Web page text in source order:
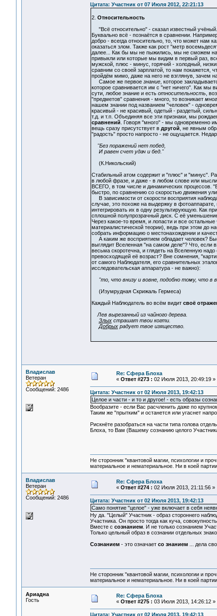
Цитата: Участник от 07 Июля 2012, 22:21:13
2. Относительность
"Всё относительно" - сказал известный
Буквально всё - познаётся в сравнении.
добро - всегда относительно, то, что может нам
оказаться злом. Также как рост "метр
далее... Как бы мы не пыжились, мы не сможем
привыкли или которые мы видим в первый раз,
мужской, плюс - минус, горячий - холодный,
сравним со своей зарплатой, то нам покажется,
пройдём мимо, даже на него не взглянув, зачем
Самое же первое знание, которое
которое сравнивается им с "нет ничего". Как
сути, любое знание и есть относительность ,
"предметов" сравнения - много, то возникает
нашем знании под названием "человек" -
красивый - не красивый, одетый - раздетый,
т.д. и т.п. Объединяя все эти признаки, мы
сравнений . Говоря "много" - мы одновременно
вещь сразу присутствует в другой , не явным
"радость" просто напросто - не ощущается.
"Без поражений нет побед,
И равен счет удач и бед."
(К.Никольский)
Стабильный атом содержит и "плюс" и "минус".
в любой фразе, и даже - в любом слове или
ВСЕГО, в том числе и динамических процессов.
быстро, по сравнению со скоростью движения
В зависимости от скорости восприятия
случае, это похоже на выдержку в
интегрировать их в одну результирующую. Как
сплошной полупрозрачный диск. С её
Через какое-то время, и лопасти и все
материалистической теории), ведь при этом до
собрать информацию о местонахождении и
А каким же восприятием обладает человек?
выглядит Вселенная "на самом деле"? Что, если
весьма скоротечна, и глядеть на Вселенную
превосходящей её возраст? Вне сомнения,
от самого Наблюдателя, его сравнительных
исследовательская аппаратура - не важно):
"то, что внизу и вовне, подобно тому, что в
(Изумрудная Скрижаль Гермеса)
Каждый Наблюдатель во всём видит своё
Лев вырезанный из чайного дерева.
Злыхстрашат твои когти.
Добрыхрадует твое изящество.
Владислав
Ветеран
Сообщений: 2486
Re: Сфера Блоха
« Ответ #273 : 02 Июля 2013, 20:49:19 »
Цитата: Участник от 02 Июля 2013, 19:42:13
Целое и части - и то и другое! - есть образы
Вообразите - если Вас расчленить даже по
Таким же "прытким" и останется или угаснет
Рискнёте разобраться на части типа голова
Блоха, то Вам (Вашему сознанию целого
Не сторонник "квантовой магии, психологии и
материальное и нематериальное. Ни в коей
Владислав
Ветеран
Сообщений: 2486
Re: Сфера Блоха
« Ответ #274 : 02 Июля 2013, 21:11:56 »
Цитата: Участник от 02 Июля 2013, 19:42:13
Само понятие "целое" - уже включает в себя
Ну да. "Целый" Участник - образ стороннего
Участника. Он просто тогда как куча,
Вместе с сознанием. И не только сознанием
Только цельный образ в сознании отдельных
Сознанием - это означает со знанием... дела
Не сторонник "квантовой магии, психологии и
материальное и нематериальное. Ни в коей
Ариадна
Гость
Re: Сфера Блоха
« Ответ #275 : 03 Июля 2013, 14:26:12 »
Цитата: Участник от 02 Июля 2013, 19:42:13